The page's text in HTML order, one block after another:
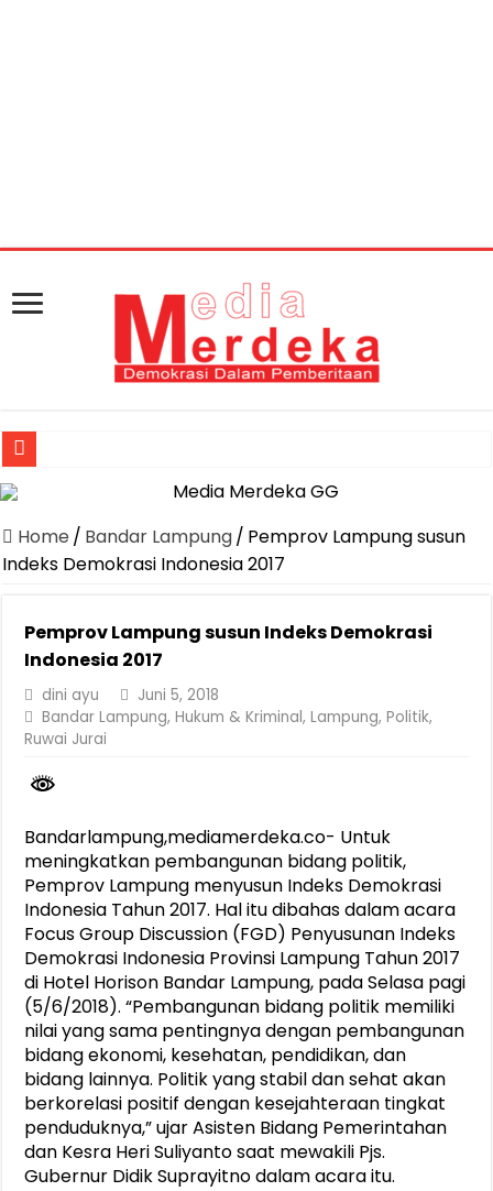
Jasa Raharja Serahkan Santunan kepada Ahli Waris Korban
Dirut Jasa Raharja Dampingi Wamenhub Tinjau Penanganan
Pastikan Pelayanan Maksimal, Direksi Jasa Raharja Tinjau Korban
Jasa Raharja Jamin Seluruh Korban Kebakaran KM Mutiara
Gelar Audiensi, Jasa Raharja dan Kementerian PANRB Perkuat
Berkontribusi terhadap Keselamatan dan Mobilitas Masyarakat,
Pemprov Lampung Dukung Penuh Lampung Financial Festival,
Pengesahan Raperda APBD 2025 Jadi Langkah Penguatan
Home / Bandar Lampung/ Pemprov Lampung susun
Indeks Demokrasi Indonesia 2017
Pemprov Lampung susun Indeks Demokrasi
Indonesia 2017
dini ayu
Juni 5, 2018
Bandar Lampung,Hukum & Kriminal,Lampung,Politik,
Ruwai Jurai
Bandarlampung,mediamerdeka.co- Untuk
meningkatkan pembangunan bidang politik,
Pemprov Lampung menyusun Indeks Demokrasi
Indonesia Tahun 2017. Hal itu dibahas dalam acara
Focus Group Discussion (FGD) Penyusunan Indeks
Demokrasi Indonesia Provinsi Lampung Tahun 2017
di Hotel Horison Bandar Lampung, pada Selasa pagi
(5/6/2018). “Pembangunan bidang politik memiliki
nilai yang sama pentingnya dengan pembangunan
bidang ekonomi, kesehatan, pendidikan, dan
bidang lainnya. Politik yang stabil dan sehat akan
berkorelasi positif dengan kesejahteraan tingkat
penduduknya,” ujar Asisten Bidang Pemerintahan
dan Kesra Heri Suliyanto saat mewakili Pjs.
Gubernur Didik Suprayitno dalam acara itu.